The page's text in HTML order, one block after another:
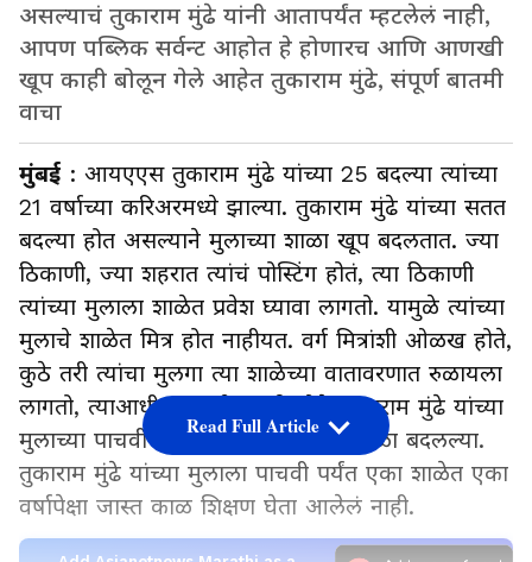
असल्याचं तुकाराम मुंढे यांनी आतापर्यंत म्हटलेलं नाही,
आपण पब्लिक सर्वन्ट आहोत हे होणारच आणि आणखी
खूप काही बोलून गेले आहेत तुकाराम मुंढे, संपूर्ण बातमी
वाचा
मुंबई : आयएएस तुकाराम मुंढे यांच्या 25 बदल्या त्यांच्या
21 वर्षाच्या करिअरमध्ये झाल्या. तुकाराम मुंढे यांच्या सतत
बदल्या होत असल्याने मुलाच्या शाळा खूप बदलतात. ज्या
ठिकाणी, ज्या शहरात त्यांचं पोस्टिंग होतं, त्या ठिकाणी
त्यांच्या मुलाला शाळेत प्रवेश घ्यावा लागतो. यामुळे त्यांच्या
मुलाचे शाळेत मित्र होत नाहीयत. वर्ग मित्रांशी ओळख होते,
कुठे तरी त्यांचा मुलगा त्या शाळेच्या वातावरणात रुळायला
लागतो, त्याआधीच त्यांची बदली होते. तुकाराम मुंढे यांच्या
मुलाच्या पाचवीपर्यंत तब्बल सहा वेळेस शाळा बदलल्या.
तुकाराम मुंढे यांच्या मुलाला पाचवी पर्यंत एका शाळेत एका
वर्षापेक्षा जास्त काळ शिक्षण घेता आलेलं नाही.
Read Full Article